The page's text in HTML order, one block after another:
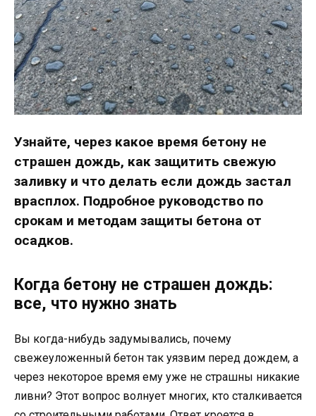
Узнайте, через какое время бетону не
страшен дождь, как защитить свежую
заливку и что делать если дождь застал
врасплох. Подробное руководство по
срокам и методам защиты бетона от
осадков.
Когда бетону не страшен дождь:
все, что нужно знать
Вы когда-нибудь задумывались, почему
свежеуложенный бетон так уязвим перед дождем, а
через некоторое время ему уже не страшны никакие
ливни? Этот вопрос волнует многих, кто сталкивается